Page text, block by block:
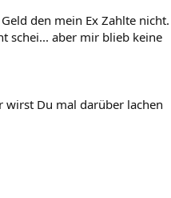
den mein Ex Zahlte nicht.
schei... aber mir blieb keine
wirst Du mal darüber lachen